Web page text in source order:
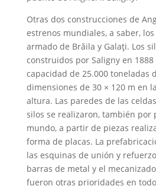
Otras dos construcciones de
estrenos mundiales, a saber,
armado de Brăila y Galaţi. Los
construidos por Saligny en
capacidad de 25.000 toneladas
dimensiones de 30 × 120 m en
altura. Las paredes de las
silos se realizaron, también por
mundo, a partir de piezas
forma de placas. La
las esquinas de unión y
barras de metal y el
fueron otras prioridades en